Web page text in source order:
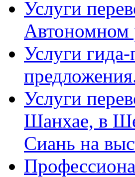
Услуги
Автономном
Услуги
Услуги
Шанхае, в
Сиань на